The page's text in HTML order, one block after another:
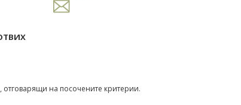
отговарящи на посочените критерии.